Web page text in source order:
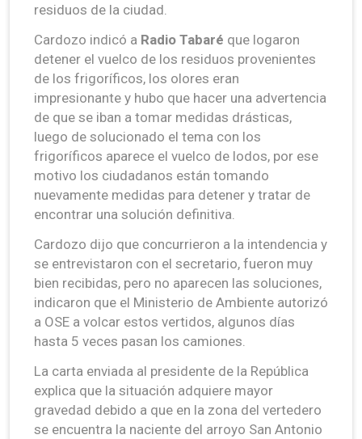
residuos de la ciudad.
Cardozo indicó a Radio Tabaré que logaron
detener el vuelco de los residuos provenientes
de los frigoríficos, los olores eran
impresionante y hubo que hacer una advertencia
de que se iban a tomar medidas drásticas,
luego de solucionado el tema con los
frigoríficos aparece el vuelco de lodos, por ese
motivo los ciudadanos están tomando
nuevamente medidas para detener y tratar de
encontrar una solución definitiva.
Cardozo dijo que concurrieron a la intendencia y
se entrevistaron con el secretario, fueron muy
bien recibidas, pero no aparecen las soluciones,
indicaron que el Ministerio de Ambiente autorizó
a OSE a volcar estos vertidos, algunos días
hasta 5 veces pasan los camiones.
La carta enviada al presidente de la República
explica que la situación adquiere mayor
gravedad debido a que en la zona del vertedero
se encuentra la naciente del arroyo San Antonio